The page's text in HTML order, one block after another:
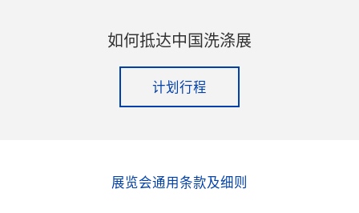
如何抵达中国洗涤展
计划行程
展览会通用条款及细则